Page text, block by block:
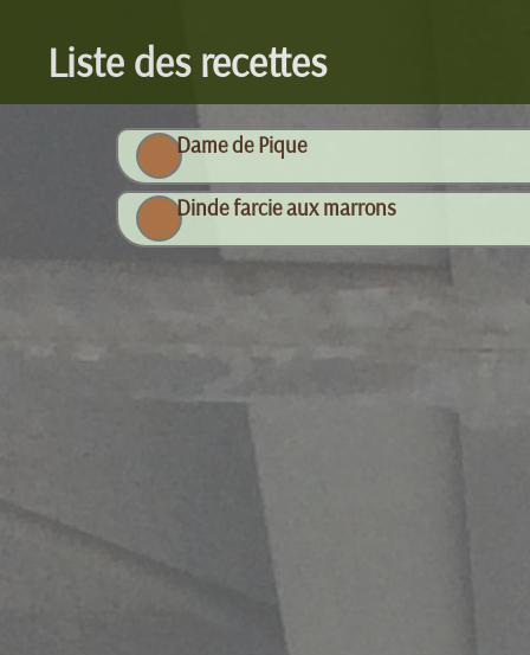
Liste des recettes
Dame de Pique
Dinde farcie aux marrons